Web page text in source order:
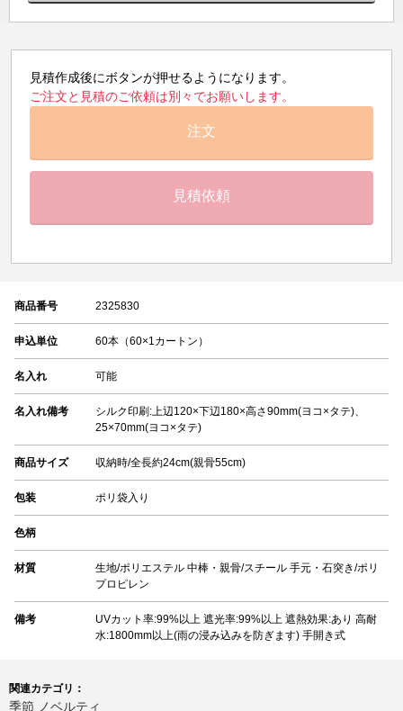
見積作成後にボタンが押せるようになります。
ご注文と見積のご依頼は別々でお願いします。
注文
見積依頼
商品番号 2325830
申込単位 60本（60×1カートン）
名入れ 可能
名入れ備考
シルク印刷:上辺120×下辺180×高さ90mm(ヨコ×タテ)、
25×70mm(ヨコ×タテ)
商品サイズ 収納時/全長約24cm(親骨55cm)
包装 ポリ袋入り
色柄
材質
生地/ポリエステル 中棒・親骨/スチール 手元・石突き/ポリ
プロピレン
備考
UVカット率:99%以上 遮光率:99%以上 遮熱効果:あり 高耐
水:1800mm以上(雨の浸み込みを防ぎます) 手開き式
関連カテゴリ：
季節 ノベルティ